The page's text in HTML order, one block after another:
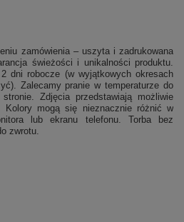
zamówienia – uszyta i zadrukowana
świeżości i unikalności produktu.
dni robocze (w wyjątkowych okresach
Zalecamy pranie w temperaturze do
Zdjęcia przedstawiają możliwie
Kolory mogą się nieznacznie różnić w
lub ekranu telefonu. Torba bez
zwrotu.